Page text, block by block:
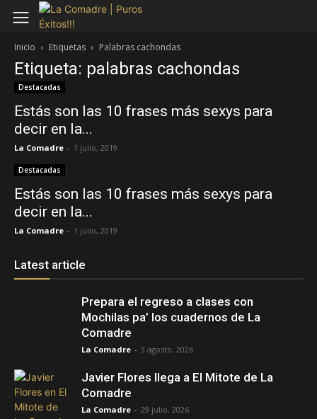
Inicio Etiquetas Palabras cachondas
Etiqueta: palabras cachondas
Destacadas
Estás son las 10 frases más sexys para
decir en la...
La Comadre - 1 julio, 2019
Destacadas
Estás son las 10 frases más sexys para
decir en la...
La Comadre - 1 julio, 2019
Latest article
Prepara el regreso a clases con
Mochilas pa’ los cuadernos de La
Comadre
La Comadre - 3 agosto, 2026
Javier Flores llega a El Mitote de La
Comadre
La Comadre - 29 julio, 2026